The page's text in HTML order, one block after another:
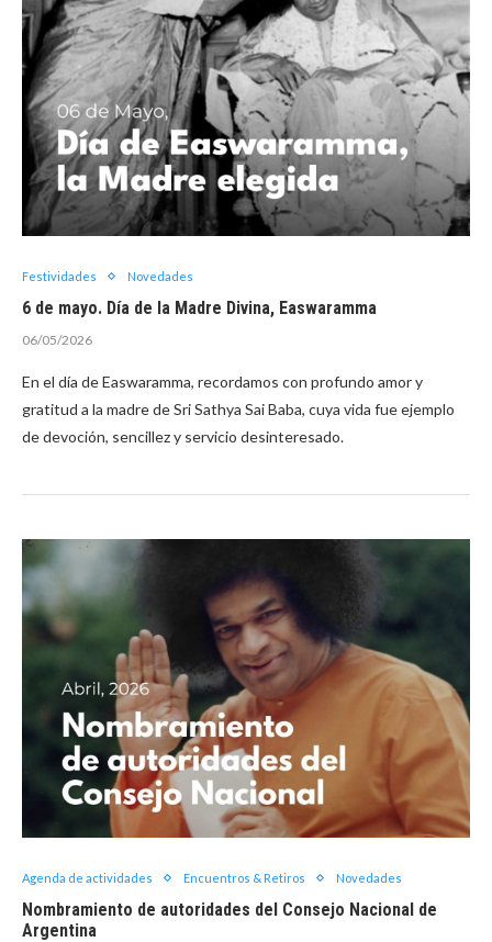
Festividades Novedades
6 de mayo. Día de la Madre Divina, Easwaramma
06/05/2026
En el día de Easwaramma, recordamos con profundo amor y
gratitud a la madre de Sri Sathya Sai Baba, cuya vida fue ejemplo
de devoción, sencillez y servicio desinteresado.
Agenda de actividades Encuentros & Retiros Novedades
Nombramiento de autoridades del Consejo Nacional de
Argentina